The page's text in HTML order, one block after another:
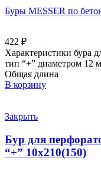
Буры MESSER по
422 ₽
Характеристики бура
тип “+” диаметром 12
Общая длина
В корзину
Закрыть
Бур для
“+” 10х210(150)